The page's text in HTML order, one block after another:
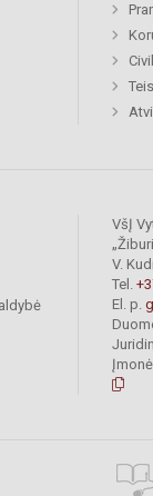
VšĮ
V.
Tel.
El. p.